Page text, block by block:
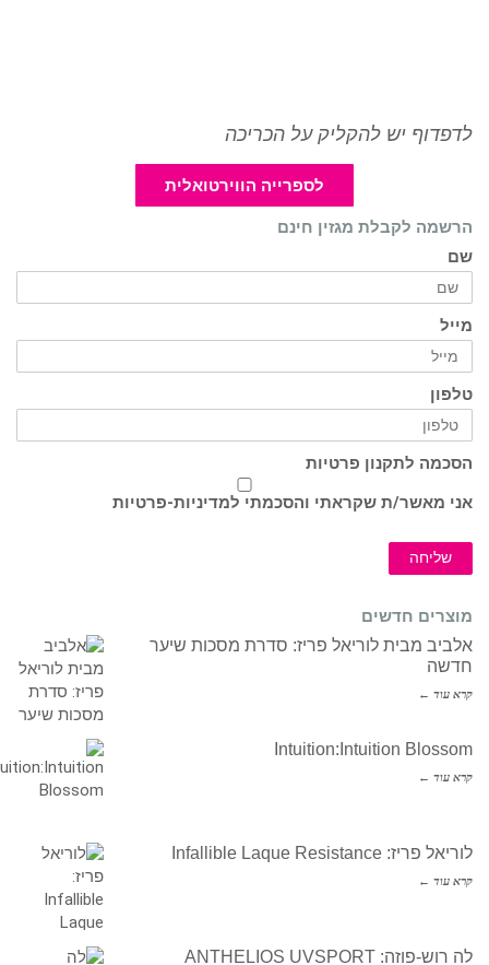
לדפדוף יש להקליק על הכריכה
לספרייה הווירטואלית
הרשמה לקבלת מגזין חינם
שם
מייל
טלפון
הסכמה לתקנון פרטיות
אני מאשר/ת שקראתי והסכמתי למדיניות-פרטיות
שליחה
מוצרים חדשים
אלביב מבית לוריאל פריז: סדרת מסכות שיער
חדשה
קרא עוד ←
Intuition:Intuition Blossom
קרא עוד ←
לוריאל פריז: Infallible Laque Resistance
קרא עוד ←
לה רוש-פוזה: ANTHELIOS UVSPORT